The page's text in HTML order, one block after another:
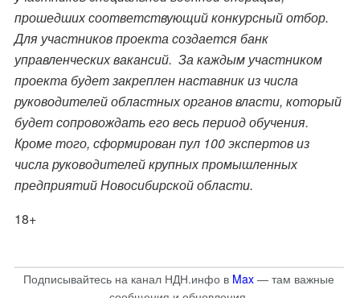
прошедших соответствующий конкурсный отбор.
Для участников проекта создается банк
управленческих вакансий. За каждым участником
проекта будет закреплен наставник из числа
руководителей областных органов власти, который
будет сопровождать его весь период обучения.
Кроме того, сформирован пул 100 экспертов из
числа руководителей крупных промышленных
предприятий Новосибирской области.
18+
Подписывайтесь на канал НДН.инфо в Max — там важные